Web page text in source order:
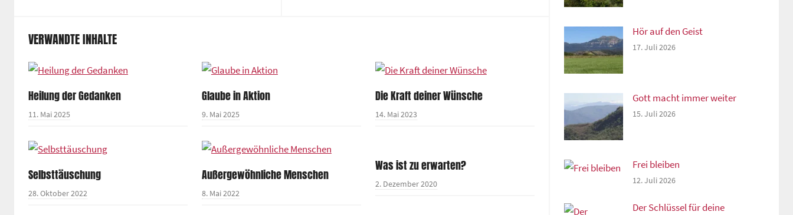
VERWANDTE INHALTE
Heilung der Gedanken
11. Mai 2025
Glaube in Aktion
9. Mai 2025
Die Kraft deiner Wünsche
14. Mai 2023
Selbsttäuschung
28. Oktober 2022
Außergewöhnliche Menschen
8. Mai 2022
Was ist zu erwarten?
2. Dezember 2020
Hör auf den Geist
17. Juli 2026
Gott macht immer weiter
15. Juli 2026
Frei bleiben
12. Juli 2026
Der Schlüssel für deine